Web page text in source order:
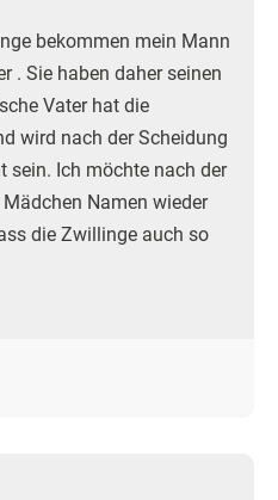
bekommen mein Mann
. Sie haben daher seinen
Vater hat die
wird nach der Scheidung
sein. Ich möchte nach der
Namen wieder
die Zwillinge auch so